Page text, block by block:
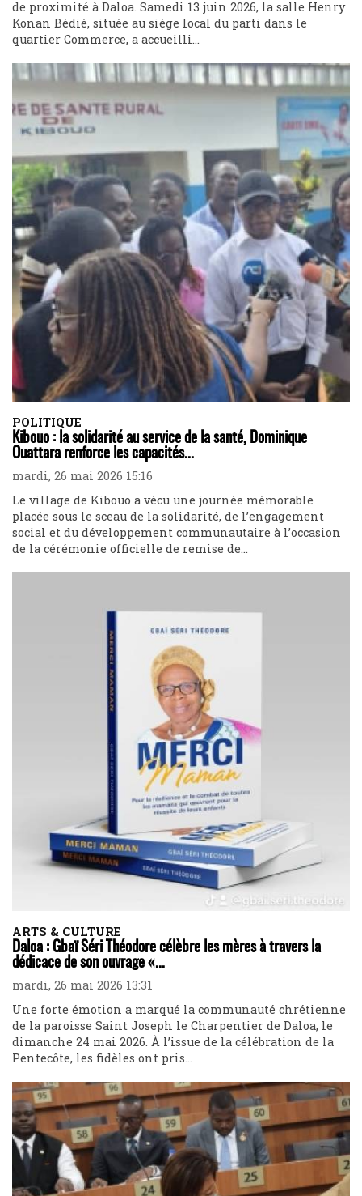
de proximité à Daloa. Samedi 13 juin 2026, la salle Henry
Konan Bédié, située au siège local du parti dans le
quartier Commerce, a accueilli...
POLITIQUE
Kibouo : la solidarité au service de la santé, Dominique
Ouattara renforce les capacités...
mardi, 26 mai 2026 15:16
Le village de Kibouo a vécu une journée mémorable
placée sous le sceau de la solidarité, de l’engagement
social et du développement communautaire à l’occasion
de la cérémonie officielle de remise de...
ARTS & CULTURE
Daloa : Gbaï Séri Théodore célèbre les mères à travers la
dédicace de son ouvrage «...
mardi, 26 mai 2026 13:31
Une forte émotion a marqué la communauté chrétienne
de la paroisse Saint Joseph le Charpentier de Daloa, le
dimanche 24 mai 2026. À l’issue de la célébration de la
Pentecôte, les fidèles ont pris...